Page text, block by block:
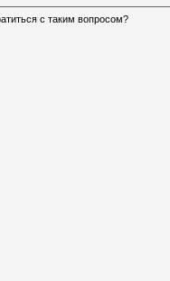
с таким вопросом?